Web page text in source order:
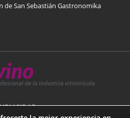
de San Sebastián Gastronomika